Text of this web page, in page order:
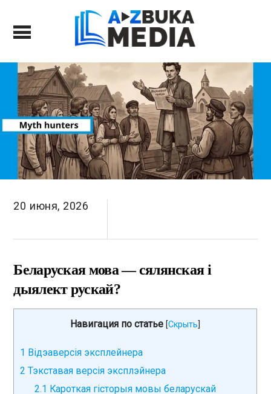
20 июня, 2026
Беларуская мова — сялянская і
дыялект рускай?
Навигация по статье [Скрыть
1 Відэаверсія эксплейнера
2 Тэкставая версія эксплэйнера
2.1 Кароткая гісторыя мовы беларускай